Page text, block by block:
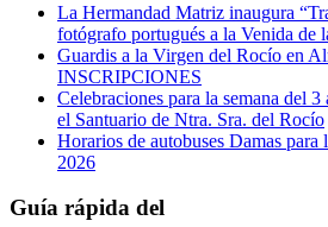
La Hermandad Matriz inaugura
fotógrafo portugués a la Venida de
Guardis a la Virgen del Rocío en
INSCRIPCIONES
Celebraciones para la semana del
el Santuario de Ntra. Sra. del Rocío
Horarios de autobuses Damas
2026
Guía rápida del